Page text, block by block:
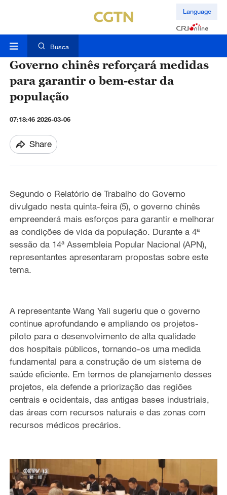
Language
Busca
Governo chinês reforçará medidas
para garantir o bem-estar da
população
07:18:46 2026-03-06
Share
Segundo o Relatório de Trabalho do Governo
divulgado nesta quinta-feira (5), o governo chinês
empreenderámais esforços para garantir e melhorar
as condições de vida da população. Durante a 4ª
sessão da 14ª Assembleia Popular Nacional (APN),
representantes apresentaram propostas sobre este
tema.
A representante Wang Yali sugeriu que o governo
continue aprofundando e ampliando os projetos-
piloto para o desenvolvimento de alta qualidade
dos hospitais públicos, tornando-os uma medida
fundamental para a construção de um sistema de
saúde eficiente. Em termos de planejamento desses
projetos, ela defende a priorização das regiões
centrais e ocidentais, das antigas bases industriais,
das áreas com recursos naturais e das zonas com
recursos médicos precários.